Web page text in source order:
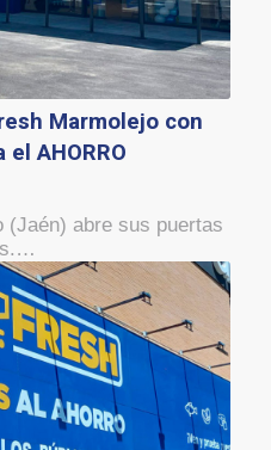
Marmolejo con
AHORRO
(Jaén) abre sus puertas